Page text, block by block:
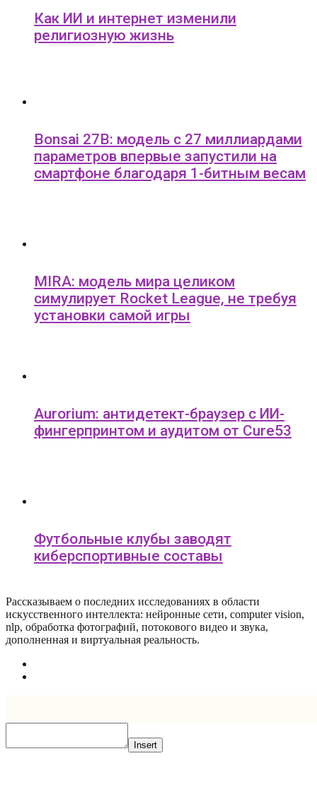
Как ИИ и интернет изменили
религиозную жизнь
Bonsai 27B: модель с 27 миллиардами
параметров впервые запустили на
смартфоне благодаря 1-битным весам
MIRA: модель мира целиком
симулирует Rocket League, не требуя
установки самой игры
Aurorium: антидетект-браузер с ИИ-
фингерпринтом и аудитом от Cure53
Футбольные клубы заводят
киберспортивные составы
Рассказываем о последних исследованиях в области
искусcтвенного интеллекта: нейронные сети, computer vision,
nlp, обработка фотографий, потокового видео и звука,
дополненная и виртуальная реальность.
Insert